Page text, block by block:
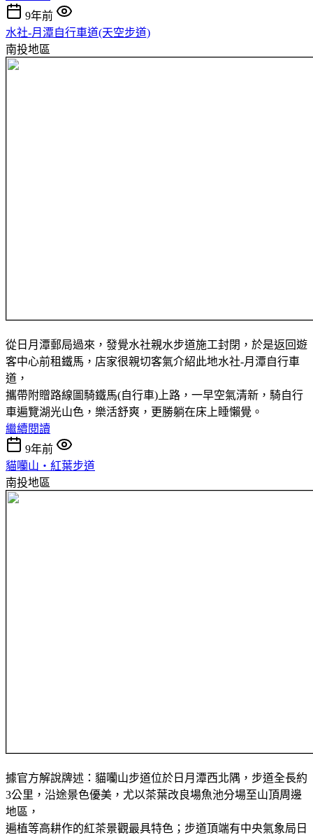
9年前
水社-月潭自行車道(天空步道)
南投地區
從日月潭郵局過來，發覺水社親水步道施工封閉，於是返回遊
客中心前租鐵馬，店家很親切客氣介紹此地水社-月潭自行車
道，
攜帶附贈路線圖騎鐵馬(自行車)上路，一早空氣清新，騎自行
車遍覽湖光山色，樂活舒爽，更勝躺在床上睡懶覺。
繼續閱讀
9年前
貓囒山‧紅葉步道
南投地區
據官方解說牌述：貓囒山步道位於日月潭西北隅，步道全長約
3公里，沿途景色優美，尤以茶葉改良場魚池分場至山頂周邊
地區，
遍植等高耕作的紅茶景觀最具特色；步道頂端有中央氣象局日